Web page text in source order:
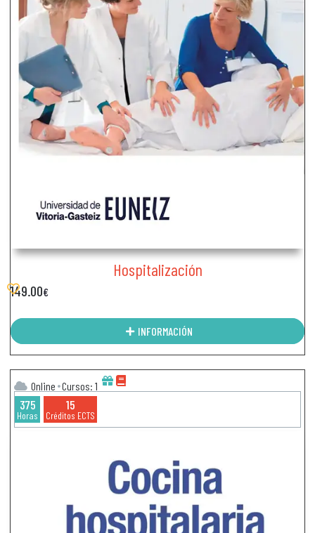
Hospitalización
149.00€
INFORMACIÓN
Online Cursos: 1
375
Horas
15
Créditos ECTS